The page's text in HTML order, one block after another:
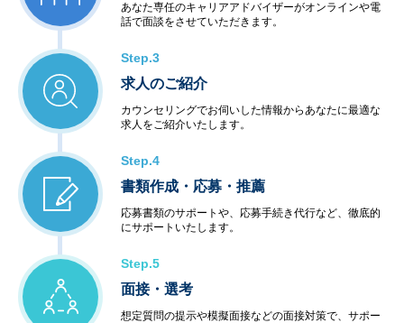
あなた専任のキャリアアドバイザーがオンラインや電
話で面談をさせていただきます。
Step.3
求人のご紹介
カウンセリングでお伺いした情報からあなたに最適な
求人をご紹介いたします。
Step.4
書類作成・応募・推薦
応募書類のサポートや、応募手続き代行など、徹底的
にサポートいたします。
Step.5
面接・選考
想定質問の提示や模擬面接などの面接対策で、サポー